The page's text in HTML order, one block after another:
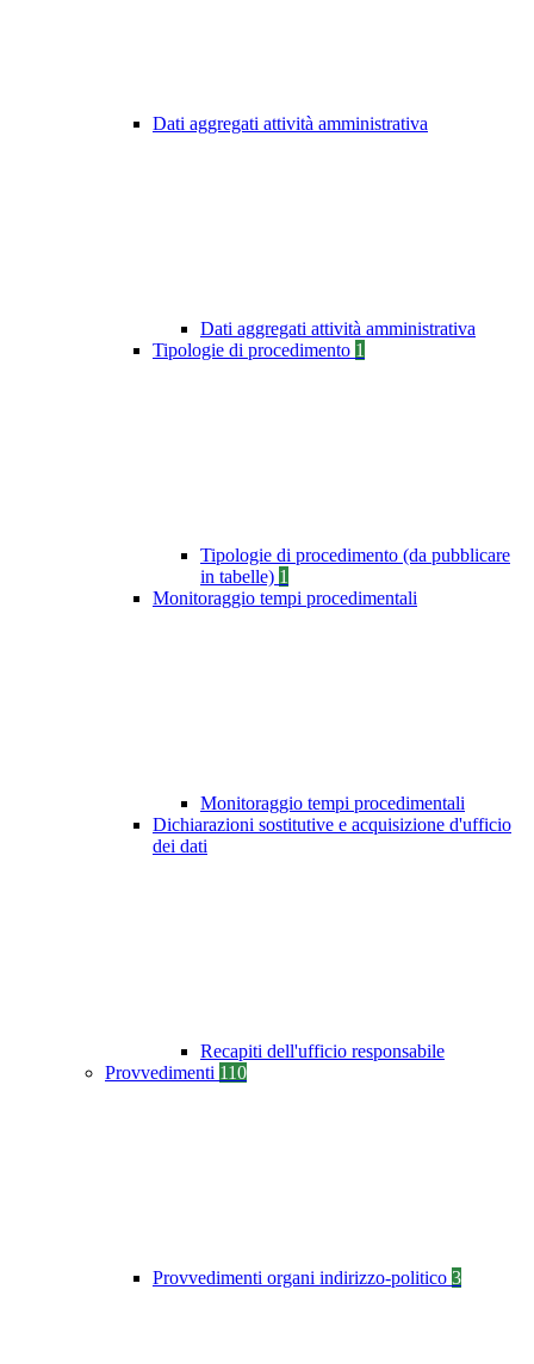
Dati aggregati attività amministrativa
Dati aggregati attività amministrativa
Tipologie di procedimento 1
Tipologie di procedimento (da pubblicare
in tabelle) 1
Monitoraggio tempi procedimentali
Monitoraggio tempi procedimentali
Dichiarazioni sostitutive e acquisizione d'ufficio
dei dati
Recapiti dell'ufficio responsabile
Provvedimenti 110
Provvedimenti organi indirizzo-politico 3